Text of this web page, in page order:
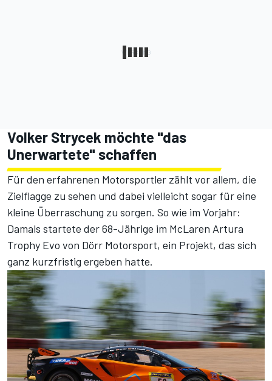
Volker Strycek möchte "das
Unerwartete" schaffen
Für den erfahrenen Motorsportler zählt vor allem, die
Zielflagge zu sehen und dabei vielleicht sogar für eine
kleine Überraschung zu sorgen. So wie im Vorjahr:
Damals startete der 68-Jährige im McLaren Artura
Trophy Evo von Dörr Motorsport, ein Projekt, das sich
ganz kurzfristig ergeben hatte.